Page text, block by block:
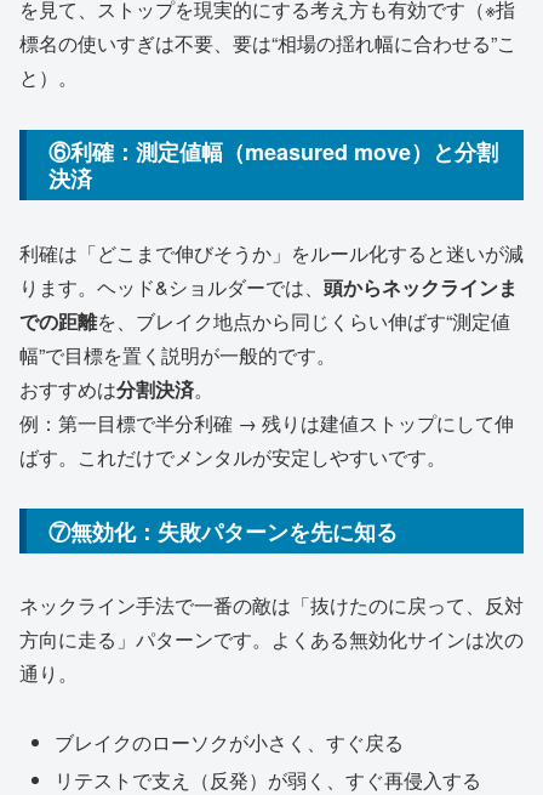
を見て、ストップを現実的にする考え方も有効です（※指
標名の使いすぎは不要、要は“相場の揺れ幅に合わせる”こ
と）。
⑥利確：測定値幅（measured move）と分割
決済
利確は「どこまで伸びそうか」をルール化すると迷いが減
ります。ヘッド&ショルダーでは、 頭からネックラインま
での距離を、ブレイク地点から同じくらい伸ばす“測定値
幅”で目標を置く説明が一般的です。
おすすめは分割決済。
例：第一目標で半分利確 → 残りは建値ストップにして伸
ばす。これだけでメンタルが安定しやすいです。
⑦無効化：失敗パターンを先に知る
ネックライン手法で一番の敵は「抜けたのに戻って、反対
方向に走る」パターンです。よくある無効化サインは次の
通り。
ブレイクのローソクが小さく、すぐ戻る
リテストで支え（反発）が弱く、すぐ再侵入する